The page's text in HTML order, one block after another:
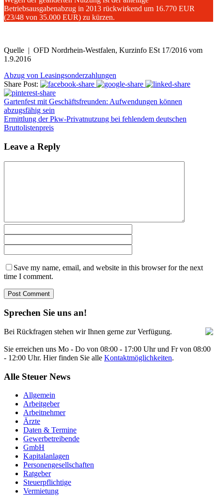
Betriebsausgabenabzug in 2013 rückwirkend um 16.770 EUR
(23/48 von 35.000 EUR) zu kürzen.
Quelle | OFD Nordrhein-Westfalen, Kurzinfo ESt 17/2016 vom
1.9.2016
Abzug von Leasingsonderzahlungen
Share Post:
Gartenfest mit Geschäftsfreunden: Aufwendungen können
abzugsfähig sein
Ermittlung der Pkw-Privatnutzung bei fehlendem deutschen
Bruttolistenpreis
Leave a Reply
Save my name, email, and website in this browser for the next
time I comment.
Sprechen Sie uns an!
Bei Rückfragen stehen wir Ihnen gerne zur Verfügung.
Sie erreichen uns Mo - Do von 08:00 - 17:00 Uhr und Fr von 08:00
- 12:00 Uhr. Hier finden Sie alle Kontaktmöglichkeiten.
Alle Steuer News
Allgemein
Arbeitgeber
Arbeitnehmer
Ärzte
Daten & Termine
Gewerbetreibende
GmbH
Kapitalanlagen
Personengesellschaften
Ratgeber
Steuerpflichtige
Vermietung